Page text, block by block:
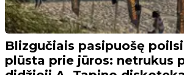
Blizgučiais pasipuošę
plūsta prie jūros: netrukus